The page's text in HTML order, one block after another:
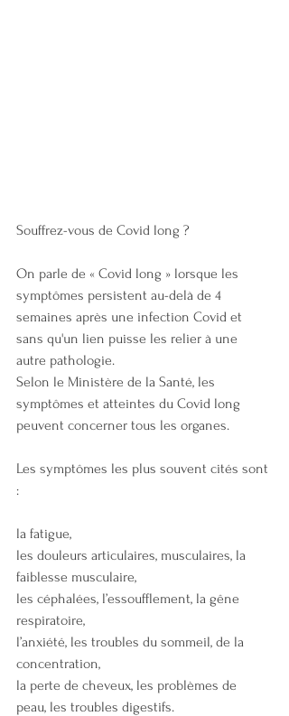
Souffrez-vous de Covid long ?
On parle de « Covid long » lorsque les
symptômes persistent au-delà de 4
semaines après une infection Covid et
sans qu'un lien puisse les relier à une
autre pathologie.
Selon le Ministère de la Santé, les
symptômes et atteintes du Covid long
peuvent concerner tous les organes.
Les symptômes les plus souvent cités sont
:
la fatigue,
les douleurs articulaires, musculaires, la
faiblesse musculaire,
les céphalées, l’essoufflement, la gêne
respiratoire,
l’anxiété, les troubles du sommeil, de la
concentration,
la perte de cheveux, les problèmes de
peau, les troubles digestifs.